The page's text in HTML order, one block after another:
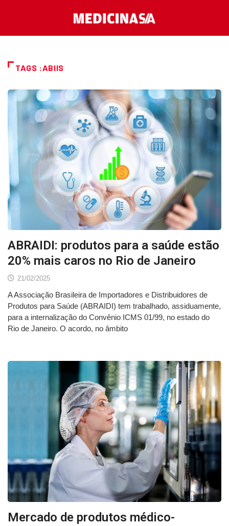
TAGS :ABIIS
ABRAIDI: produtos para a saúde estão
20% mais caros no Rio de Janeiro
21/02/2025
A Associação Brasileira de Importadores e Distribuidores de
Produtos para Saúde (ABRAIDI) tem trabalhado, assiduamente,
para a internalização do Convênio ICMS 01/99, no estado do
Rio de Janeiro. O acordo, no âmbito
Mercado de produtos médico-